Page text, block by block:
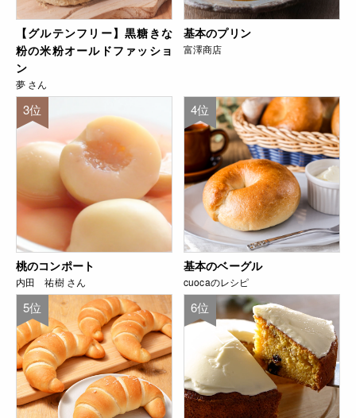
【グルテンフリー】黒糖きな
粉の米粉オールドファッショ
ン
夢 さん
基本のプリン
富澤商店
3位
桃のコンポート
内田 祐樹 さん
4位
基本のベーグル
cuocaのレシピ
5位 6位